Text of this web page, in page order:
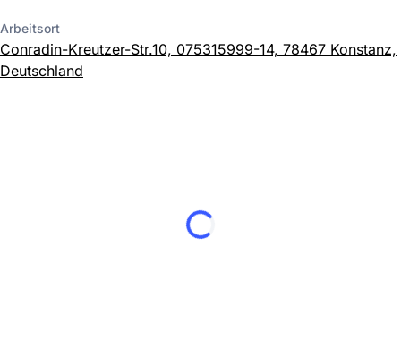
Arbeitsort
Conradin-Kreutzer-Str.10, 075315999-14, 78467 Konstanz,
Deutschland